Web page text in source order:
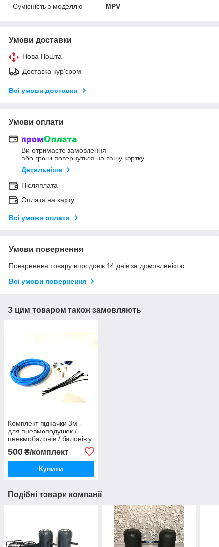
Сумісність з моделлю
MPV
Умови доставки
Нова Пошта
Доставка кур'єром
Всі умови доставки
Умови оплати
Ви отримаєте замовлення
або гроші повернуться на вашу картку
Детальніше
Післяплата
Оплата на карту
Всі умови оплати
Умови повернення
Повернення товару впродовж 14 днів за домовленістю
Всі умови повернення
З цим товаром також замовляють
Комплект підкачки 3м -
для пневмоподушок /
пневмобалонів / балонів у
500 ₴/комплект
Купити
Подібні товари компанії